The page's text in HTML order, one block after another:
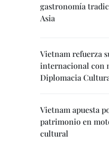
gastronomía
Asia
Vietnam refuerza
internacional con
Diplomacia
Vietnam apuesta
patrimonio en
cultural